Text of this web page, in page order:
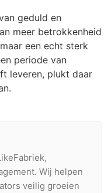
geduld en
meer betrokkenheid
een echt sterk
periode van
leveren, plukt daar
Wij helpen
veilig groeien